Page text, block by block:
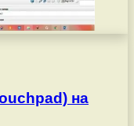
на